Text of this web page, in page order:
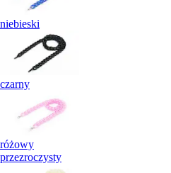
niebieski
czarny
różowy
przezroczysty